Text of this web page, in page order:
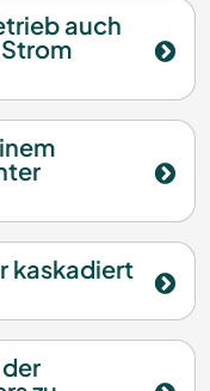
auch
kaskadiert